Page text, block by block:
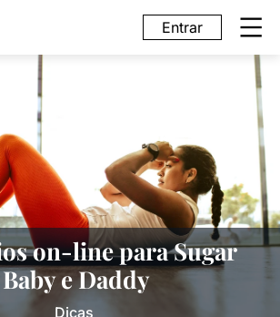
Entrar
on-line para Sugar
Baby e Daddy
Dicas